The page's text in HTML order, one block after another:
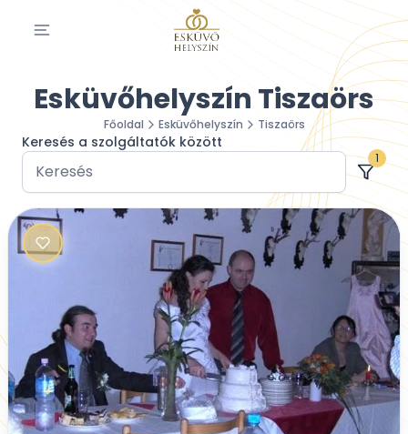
Esküvőhelyszín Tiszaörs
Főoldal Esküvőhelyszín Tiszaörs
Keresés a szolgáltatók között
1